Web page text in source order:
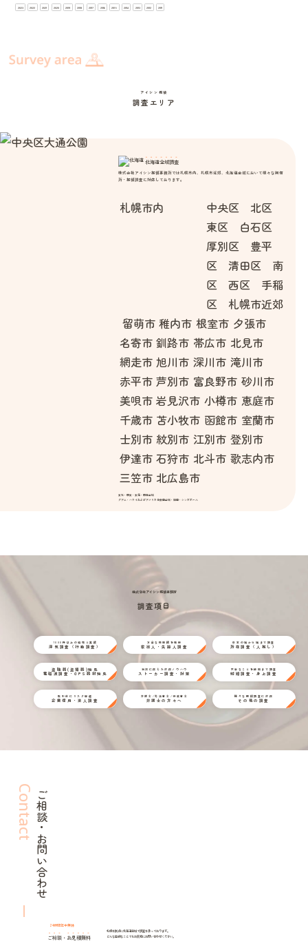
2023 2022 2021 2020 2019 2018 2017 2016 2015 2014 2013 2012 2011
アイシン探偵
調査エリア
北海道全域調査
株式会社アイシン探偵事務所では札幌市内、札幌市近郊、北海道全域において様々な興信
所・探偵調査に対応しております。
札幌市内
中央区 北区
東区 白石区
厚別区 豊平
区 清田区 南
区 西区 手稲
区 札幌市近郊
留萌市 稚内市 根室市 夕張市
名寄市 釧路市 帯広市 北見市
網走市 旭川市 深川市 滝川市
赤平市 芦別市 富良野市 砂川市
美唄市 岩見沢市 小樽市 恵庭市
千歳市 苫小牧市 函館市 室蘭市
士別市 紋別市 江別市 登別市
伊達市 石狩市 北斗市 歌志内市
三笠市 北広島市
東北・関東・東海・関西全域
グアム・ハワイおよびアメリカ合衆国全域・韓国・シンガポール
株式会社アイシン探偵事務所
調査項目
1000件以上の経験と実績
浮気調査（行動調査）
万全な情報網を駆使
家出人・失踪人調査
日本の端から端まで調査
所在調査（人探し）
盗聴器(盗撮器)発見
電磁波調査・GPS器材発見
状況に応じた対応ノウハウ
ストーカー調査・対策
不安なことを細部まで調査
結婚調査・身上調査
取引前にリスク回避
企業信用・法人調査
弁護士/司法書士/行政書士
弁護士の方々へ
様々な探偵調査に対応
その他の調査
ご相談・お問い合わせ
Contact
24時間年中無休
ご相談 ・ お見積無料
札幌を拠点に北海道全域で調査を承っております。
どんな些細なことでもお気軽にお問い合わせください。